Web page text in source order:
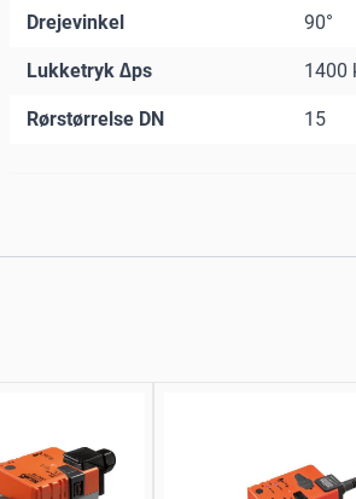
Drejevinkel 90°
Lukketryk ∆ps 1400
Rørstørrelse DN 15